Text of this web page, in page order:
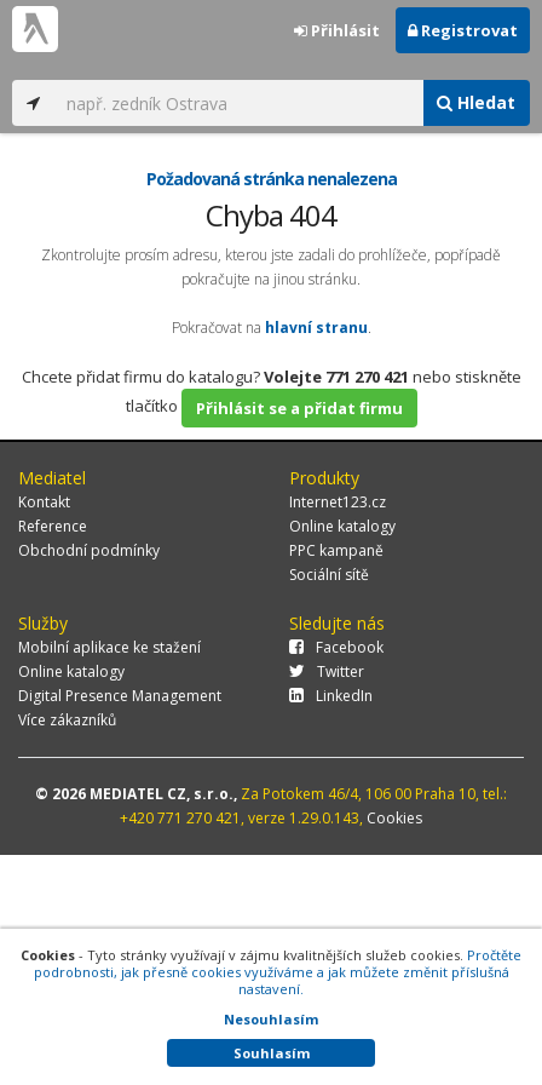
Hledat
Přihlásit Registrovat
Požadovaná stránka nenalezena
Chyba 404
Zkontrolujte prosím adresu, kterou jste zadali do prohlížeče, popřípadě
pokračujte na jinou stránku.
Pokračovat na hlavní stranu.
Chcete přidat firmu do katalogu?Volejte 771 270 421 nebo stiskněte
tlačítko
Přihlásit se a přidat firmu
Mediatel
Kontakt
Reference
Obchodní podmínky
Produkty
Internet123.cz
Online katalogy
PPC kampaně
Sociální sítě
Služby
Mobilní aplikace ke stažení
Online katalogy
Digital Presence Management
Více zákazníků
Sledujte nás
Facebook
Twitter
LinkedIn
© 2026 MEDIATEL CZ, s.r.o., Za Potokem 46/4, 106 00 Praha 10, tel.:
+420 771 270 421, verze 1.29.0.143, Cookies
Cookies - Tyto stránky využívají v zájmu kvalitnějších služeb cookies. Pročtěte
podrobnosti, jak přesně cookies využíváme a jak můžete změnit příslušná
nastavení.
Nesouhlasím
Souhlasím